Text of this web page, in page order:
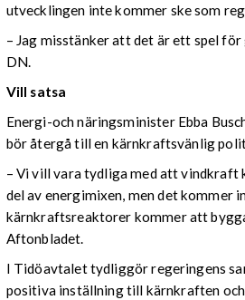
utvecklingen inte kommer ske som
– Jag misstänker att det är ett spel
DN.
Vill satsa
Energi-och näringsminister Ebba
bör återgå till en kärnkraftsvänlig
– Vi vill vara tydliga med att vindkraft
del av energimixen, men det kommer
kärnkraftsreaktorer kommer att
Aftonbladet.
I Tidöavtalet tydliggör regeringens
positiva inställning till kärnkraften